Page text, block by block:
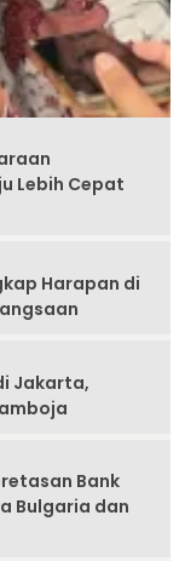
Lebih Cepat
Harapan di
Jakarta,
Bank
Bulgaria dan